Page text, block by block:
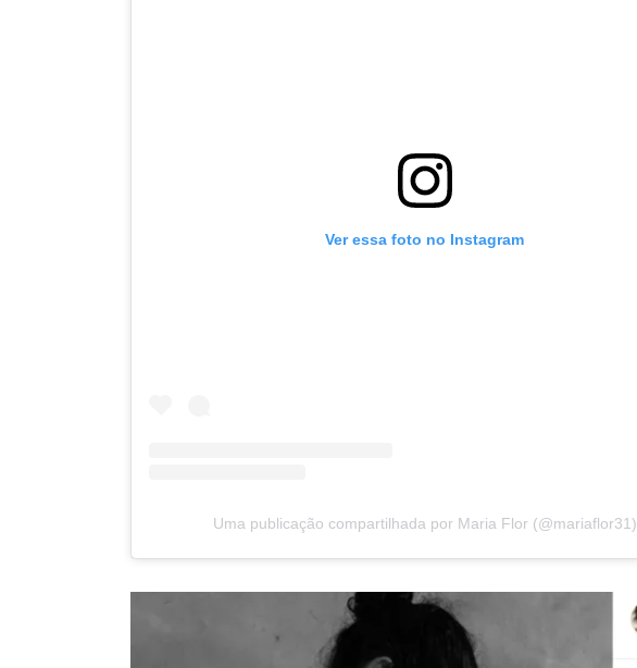
Ver essa foto no Instagram
Uma publicação compartilhada por Maria Flor (@mariaflor31)